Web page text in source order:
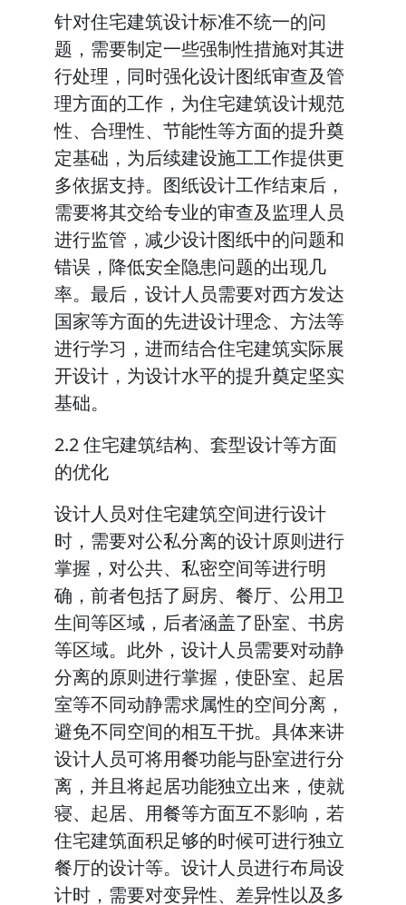
针对住宅建筑设计标准不统一的问
题，需要制定一些强制性措施对其进
行处理，同时强化设计图纸审查及管
理方面的工作，为住宅建筑设计规范
性、合理性、节能性等方面的提升奠
定基础，为后续建设施工工作提供更
多依据支持。图纸设计工作结束后，
需要将其交给专业的审查及监理人员
进行监管，减少设计图纸中的问题和
错误，降低安全隐患问题的出现几
率。最后，设计人员需要对西方发达
国家等方面的先进设计理念、方法等
进行学习，进而结合住宅建筑实际展
开设计，为设计水平的提升奠定坚实
基础。
2.2 住宅建筑结构、套型设计等方面
的优化
设计人员对住宅建筑空间进行设计
时，需要对公私分离的设计原则进行
掌握，对公共、私密空间等进行明
确，前者包括了厨房、餐厅、公用卫
生间等区域，后者涵盖了卧室、书房
等区域。此外，设计人员需要对动静
分离的原则进行掌握，使卧室、起居
室等不同动静需求属性的空间分离，
避免不同空间的相互干扰。具体来讲
设计人员可将用餐功能与卧室进行分
离，并且将起居功能独立出来，使就
寝、起居、用餐等方面互不影响，若
住宅建筑面积足够的时候可进行独立
餐厅的设计等。设计人员进行布局设
计时，需要对变异性、差异性以及多